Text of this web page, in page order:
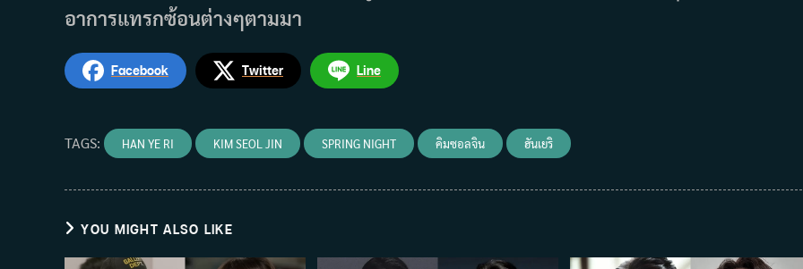
อาการแทรกซ้อนต่างๆตามมา
Facebook Twitter Line
TAGS: HAN YE RI KIM SEOL JIN SPRING NIGHT คิมซอลจิน ฮันเยริ
YOU MIGHT ALSO LIKE